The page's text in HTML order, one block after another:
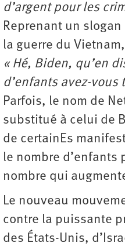
d’argent pour les
Reprenant un
la guerre du
« Hé, Biden, qu’en
d’enfants avez-vous
Parfois, le nom de
substitué à celui de
de certainEs
le nombre
nombre qui
Le nouveau
contre la puissante
des États-Unis,